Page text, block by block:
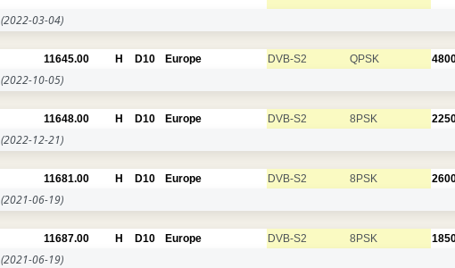
(2022-03-04)
11645.00 H D10 Europe DVB-S2 QPSK
(2022-10-05)
11648.00 H D10 Europe DVB-S2 8PSK
(2022-12-21)
11681.00 H D10 Europe DVB-S2 8PSK
(2021-06-19)
11687.00 H D10 Europe DVB-S2 8PSK
(2021-06-19)